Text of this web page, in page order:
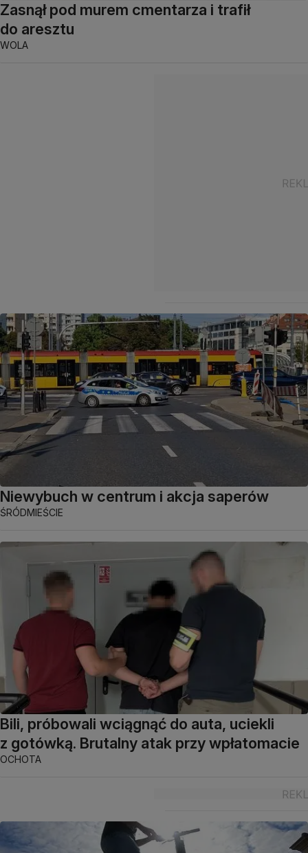
Zasnął pod murem cmentarza i trafił
do aresztu
WOLA
Niewybuch w centrum i akcja saperów
ŚRÓDMIEŚCIE
Bili, próbowali wciągnąć do auta, uciekli
z gotówką. Brutalny atak przy wpłatomacie
OCHOTA